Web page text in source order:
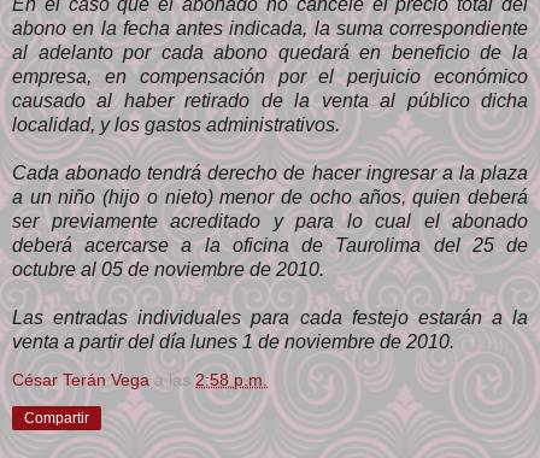
abono en la fecha antes indicada, la suma correspondiente
al adelanto por cada abono quedará en beneficio de la
empresa, en compensación por el perjuicio económico
causado al haber retirado de la venta al público dicha
localidad, y los gastos administrativos.
Cada abonado tendrá derecho de hacer ingresar a la plaza
a un niño (hijo o nieto) menor de ocho años, quien deberá
ser previamente acreditado y para lo cual el abonado
deberá acercarse a la oficina de Taurolima del 25 de
octubre al 05 de noviembre de 2010.
Las entradas individuales para cada festejo estarán a la
venta a partir del día lunes 1 de noviembre de 2010.
César Terán Vega a las2:58 p.m.
Compartir